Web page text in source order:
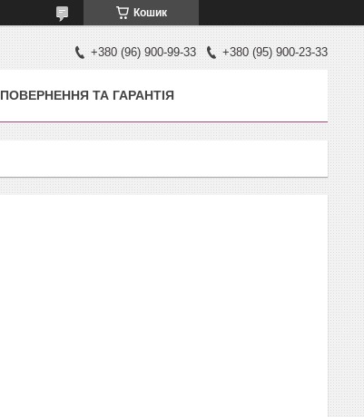
Кошик
+380 (96) 900-99-33 +380 (95) 900-23-33
ПОВЕРНЕННЯ ТА ГАРАНТІЯ